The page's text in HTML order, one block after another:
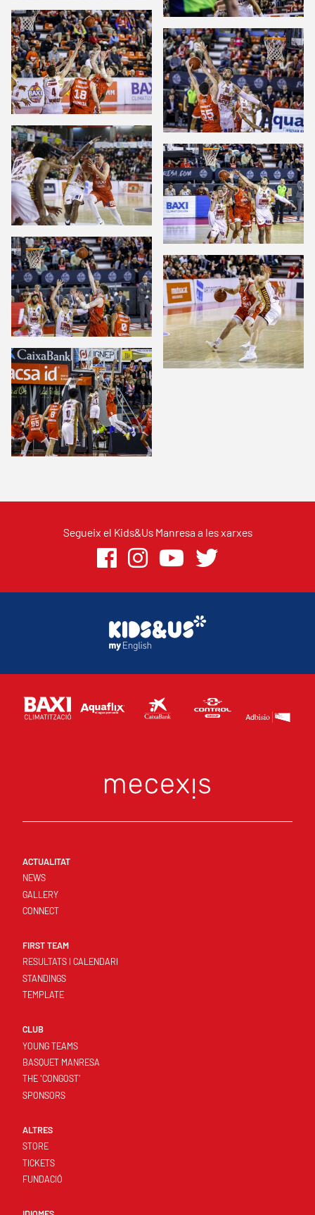
Segueix el Kids&Us Manresa a les xarxes
ACTUALITAT
NEWS
GALLERY
CONNECT
FIRST TEAM
RESULTATS I CALENDARI
STANDINGS
TEMPLATE
CLUB
YOUNG TEAMS
BASQUET MANRESA
THE 'CONGOST'
SPONSORS
ALTRES
STORE
TICKETS
FUNDACIÓ